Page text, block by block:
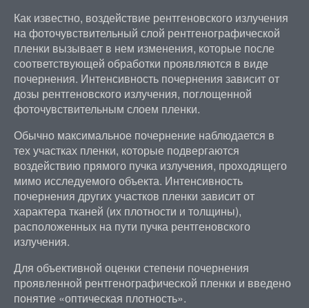
Как известно, воздействие рентгеновского излучения
на фоточувствительный слой рентгенографической
пленки вызывает в нем изменения, которые после
соответствующей обработки проявляются в виде
почернения. Интенсивность почернения зависит от
дозы рентгеновского излучения, поглощенной
фоточувствительным слоем пленки.
Обычно максимальное почернение наблюдается в
тех участках пленки, которые подвергаются
воздействию прямого пучка излучения, проходящего
мимо исследуемого объекта. Интенсивность
почернения других участков пленки зависит от
характера тканей (их плотности и толщины),
расположенных на пути пучка рентгеновского
излучения.
Для объективной оценки степени почернения
проявленной рентгенографической пленки и введено
понятие «оптическая плотность».